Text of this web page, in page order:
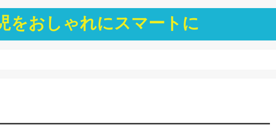
をおしゃれにスマートに